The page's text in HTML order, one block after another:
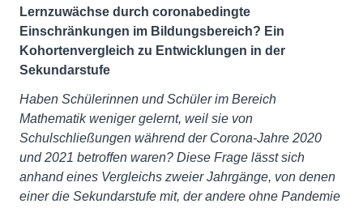
Lernzuwächse durch coronabedingte
Einschränkungen im Bildungsbereich? Ein
Kohortenvergleich zu Entwicklungen in der
Sekundarstufe
Haben Schülerinnen und Schüler im Bereich
Mathematik weniger gelernt, weil sie von
Schulschließungen während der Corona-Jahre 2020
und 2021 betroffen waren? Diese Frage lässt sich
anhand eines Vergleichs zweier Jahrgänge, von denen
einer die Sekundarstufe mit, der andere ohne Pandemie